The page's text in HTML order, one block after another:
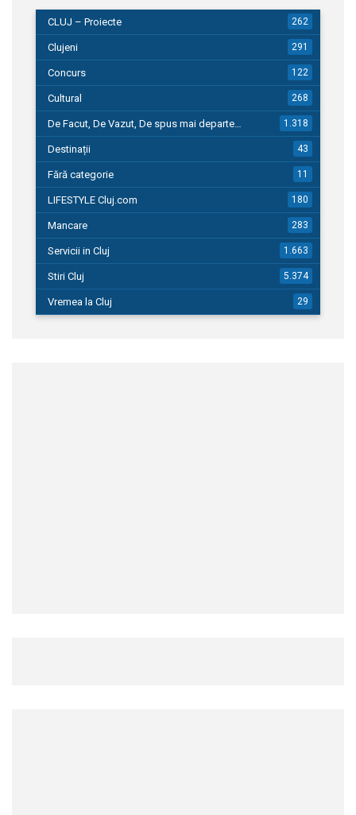
CLUJ – Proiecte 262
Clujeni 291
Concurs 122
Cultural 268
De Facut, De Vazut, De spus mai departe… 1.318
Destinații 43
Fără categorie 11
LIFESTYLE Cluj.com 180
Mancare 283
Servicii in Cluj 1.663
Stiri Cluj 5.374
Vremea la Cluj 29